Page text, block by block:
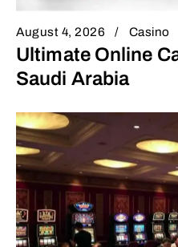
August 4, 2026 Casino
Ultimate Online
Saudi Arabia